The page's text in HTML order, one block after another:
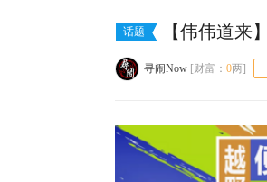
话题 【伟伟道来
寻闹Now [财富： 0两]